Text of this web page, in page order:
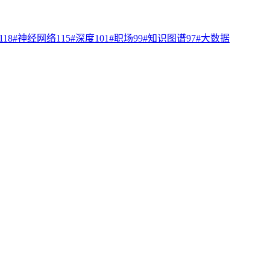
118#神经网络115#深度101#职场99#知识图谱97#大数据